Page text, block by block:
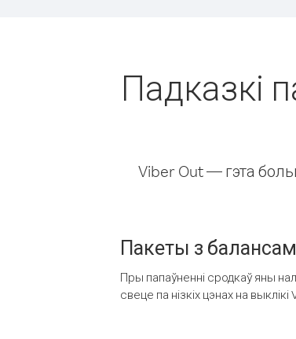
Падказкі
Viber Out — гэта
Пакеты з
Пры папаўненні сродкаў яны
свеце па нізкіх цэнах на выклікі